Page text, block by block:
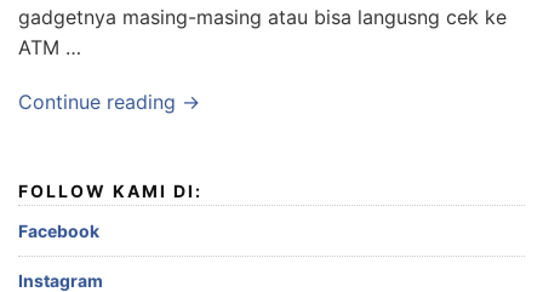
gadgetnya masing-masing atau bisa langusng cek ke
ATM …
Continue reading →
FOLLOW KAMI DI:
Facebook
Instagram